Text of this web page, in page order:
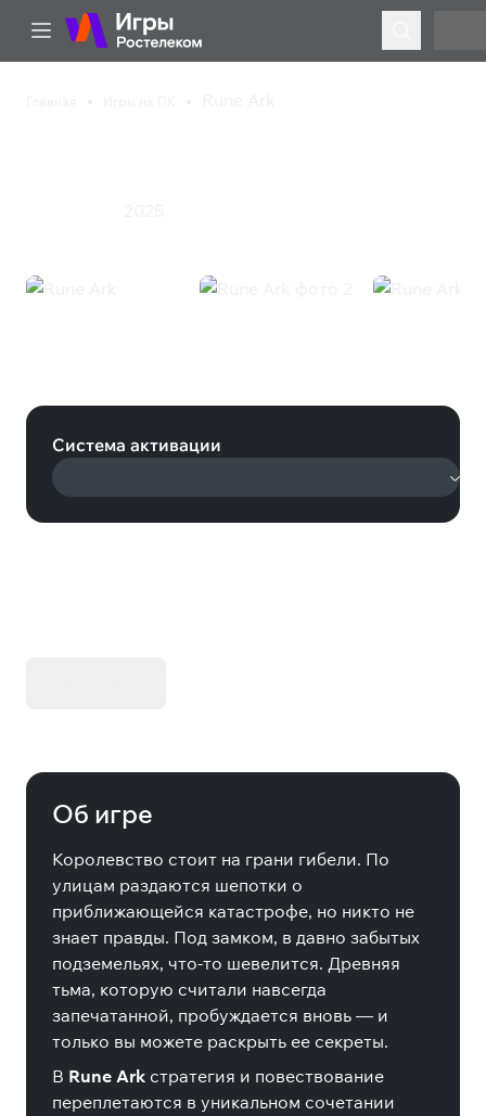
Система активации
Об игре
Королевство стоит на грани гибели. По
улицам раздаются шепотки о
приближающейся катастрофе, но никто не
знает правды. Под замком, в давно забытых
подземельях, что-то шевелится. Древняя
тьма, которую считали навсегда
запечатанной, пробуждается вновь — и
только вы можете раскрыть ее секреты.
В Rune Ark стратегия и повествование
переплетаются в уникальном сочетании